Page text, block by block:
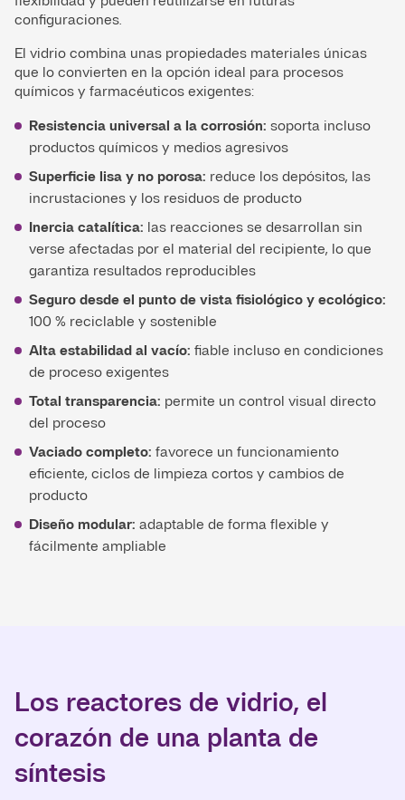
configuraciones.
El vidrio combina unas propiedades materiales únicas
que lo convierten en la opción ideal para procesos
químicos y farmacéuticos exigentes:
Resistencia universal a la corrosión: soporta incluso
productos químicos y medios agresivos
Superficie lisa y no porosa: reduce los depósitos, las
incrustaciones y los residuos de producto
Inercia catalítica: las reacciones se desarrollan sin
verse afectadas por el material del recipiente, lo que
garantiza resultados reproducibles
Seguro desde el punto de vista fisiológico y ecológico:
100 % reciclable y sostenible
Alta estabilidad al vacío: fiable incluso en condiciones
de proceso exigentes
Total transparencia: permite un control visual directo
del proceso
Vaciado completo: favorece un funcionamiento
eficiente, ciclos de limpieza cortos y cambios de
producto
Diseño modular: adaptable de forma flexible y
fácilmente ampliable
Los reactores de vidrio, el
corazón de una planta de
síntesis